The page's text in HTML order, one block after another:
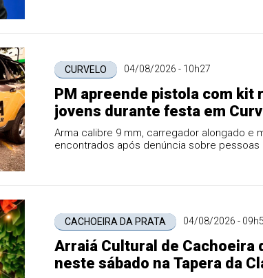
CURVELO 04/08/2026 - 10h27
PM apreende pistola com kit
jovens durante festa em
Arma calibre 9 mm, carregador alongado e
encontrados após denúncia sobre
CACHOEIRA DA PRATA 04/08/2026 -
Arraiá Cultural de Cachoeira
neste sábado na Tapera da